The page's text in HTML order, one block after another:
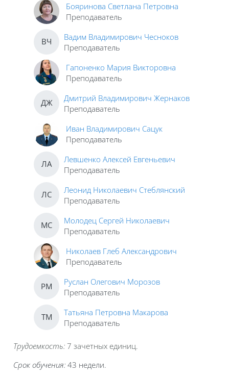
Бояринова Светлана Петровна
Преподаватель
ВЧ
Вадим Владимирович Чесноков
Преподаватель
Гапоненко Мария Викторовна
Преподаватель
ДЖ
Дмитрий Владимирович Жернаков
Преподаватель
Иван Владимирович Сацук
Преподаватель
ЛА
Левшенко Алексей Евгеньевич
Преподаватель
ЛС
Леонид Николаевич Стеблянский
Преподаватель
МС
Молодец Сергей Николаевич
Преподаватель
Николаев Глеб Александрович
Преподаватель
РМ
Руслан Олегович Морозов
Преподаватель
ТМ
Татьяна Петровна Макарова
Преподаватель
Трудоемкость: 7 зачетных единиц.
Срок обучения: 43 недели.